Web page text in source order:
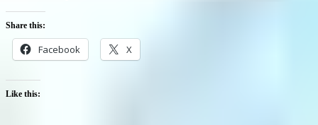
Share this:
Facebook X
Like this: